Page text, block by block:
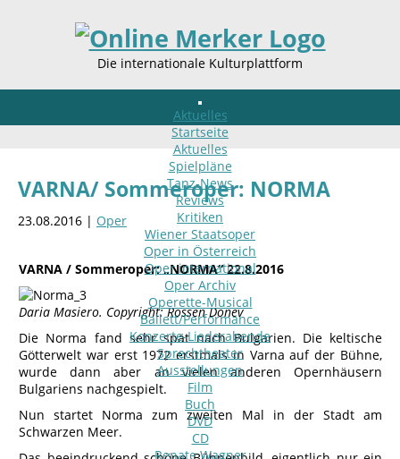
Die internationale Kulturplattform
Aktuelles
Startseite
Aktuelles
Spielpläne
Tanz-News
Reviews
Kritiken
Wiener Staatsoper
Oper in Österreich
Oper international
Oper Archiv
Operette-Musical
Ballett/Performance
Konzerte-Liederabende
Sprechtheater
Ausstellungen
Film
Buch
DVD
CD
Renate Wagner
VARNA/ Sommeroper: NORMA
23.08.2016 | Oper
VARNA / Sommeroper: „NORMA“ 22.8.2016
Daria Masiero. Copyright: Rossen Donev
Die Norma fand sehr spät nach Bulgarien. Die keltische
Götterwelt war erst 1972 erstmals in Varna auf der Bühne,
wurde dann aber an vielen anderen Opernhäusern
Bulgariens nachgespielt.
Nun startet Norma zum zweiten Mal in der Stadt am
Schwarzen Meer.